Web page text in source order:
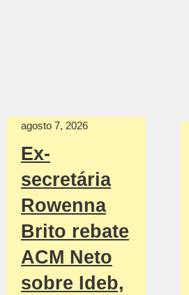
agosto 7, 2026
Ex-
secretária
Rowenna
Brito rebate
ACM Neto
sobre Ideb,